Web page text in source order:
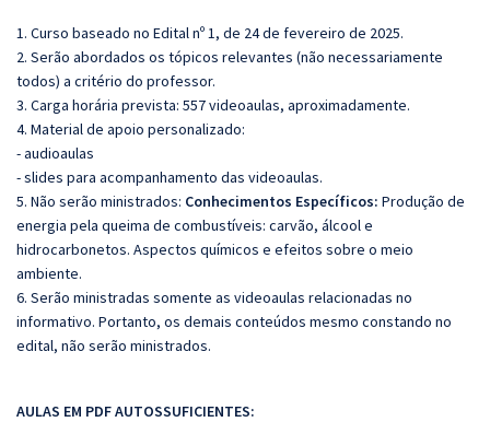
1. Curso baseado no Edital nº 1, de 24 de fevereiro de 2025.
2. Serão abordados os tópicos relevantes (não necessariamente
todos) a critério do professor.
3. Carga horária prevista: 557 videoaulas, aproximadamente.
4. Material de apoio personalizado:
- audioaulas
- slides para acompanhamento das videoaulas.
5. Não serão ministrados: Conhecimentos Específicos: Produção de
energia pela queima de combustíveis: carvão, álcool e
hidrocarbonetos. Aspectos químicos e efeitos sobre o meio
ambiente.
6. Serão ministradas somente as videoaulas relacionadas no
informativo. Portanto, os demais conteúdos mesmo constando no
edital, não serão ministrados.
AULAS EM PDF AUTOSSUFICIENTES: